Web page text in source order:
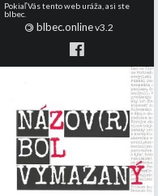
Pokiaľ Vás tento web uráža, asi ste
blbec.
© blbec.onlinev3.2